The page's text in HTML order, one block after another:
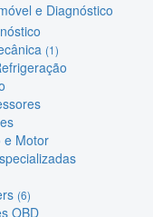
e Diagnóstico
(1)
e Motor
(6)
OBD